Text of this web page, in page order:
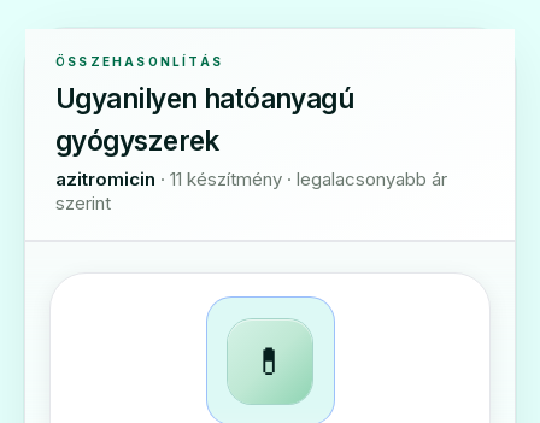
ÖSSZEHASONLÍTÁS
Ugyanilyen hatóanyagú
gyógyszerek
azitromicin · 11 készítmény · legalacsonyabb ár
szerint
💊